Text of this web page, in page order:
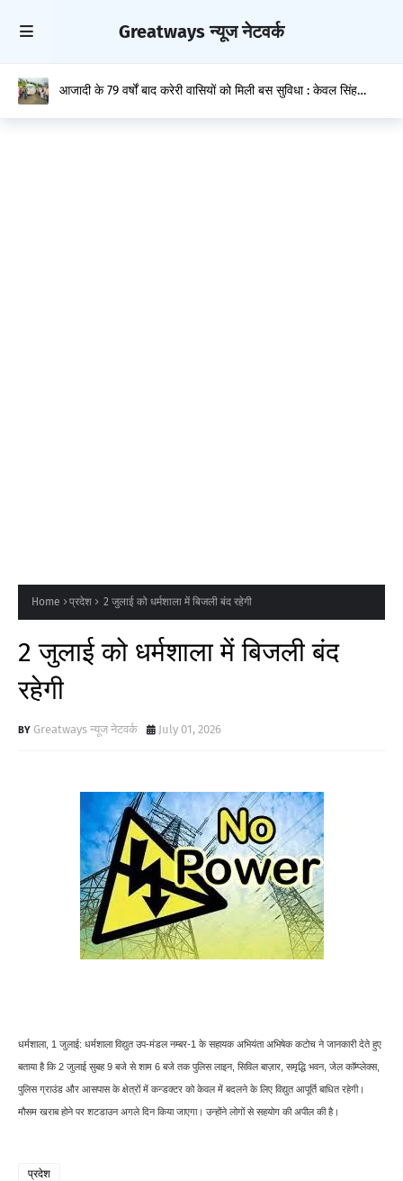
Greatways न्यूज नेटवर्क
आजादी के 79 वर्षों बाद करेरी वासियों को मिली बस सुविधा : केवल सिंह
Home प्रदेश 2 जुलाई को धर्मशाला में बिजली बंद रहेगी
2 जुलाई को धर्मशाला में बिजली बंद
रहेगी
Greatways न्यूज नेटवर्क July 01, 2026
धर्मशाला, 1 जुलाई: धर्मशाला विद्युत उप-मंडल नम्बर-1 के सहायक अभियंता अभिषेक कटोच ने जानकारी देते हुए
बताया है कि 2 जुलाई सुबह 9 बजे से शाम 6 बजे तक पुलिस लाइन, सिविल बाज़ार, समृद्धि भवन, जेल काॅम्प्लेक्स,
पुलिस ग्राउंड और आसपास के क्षेत्रों में कन्डक्टर को केवल में बदलने के लिए विद्युत आपूर्ति बाधित रहेगी।
मौसम खराब होने पर शटडाउन अगले दिन किया जाएगा। उन्होंने लोगों से सहयोग की अपील की है।
प्रदेश